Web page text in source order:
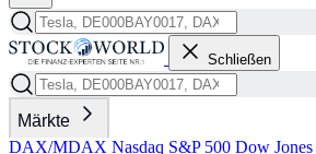
Schließen
Märkte
DAX/MDAX Nasdaq S&P 500 Dow Jones